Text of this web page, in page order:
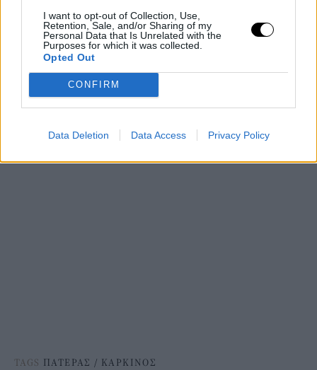
I want to opt-out of Collection, Use,
Retention, Sale, and/or Sharing of my
Personal Data that Is Unrelated with the
Purposes for which it was collected.
Opted Out
CONFIRM
Data Deletion Data Access Privacy Policy
συντροφιά. Κι εγώ κλαίω».
Η ιστορία έκανε το γύρο του διαδικτύου, με τους χρήστες να
συγκινούνται και να μοιράζονται τις δικές τους ιστορίες.
TAGS ΠΑΤΕΡΑΣ / ΚΑΡΚΙΝΟΣ